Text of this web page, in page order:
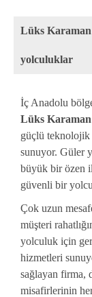
Lüks Karaman
yolculuklar
İç Anadolu
Lüks Karaman
güçlü teknolojik
sunuyor. Güler
büyük bir özen
güvenli bir
Çok uzun
müşteri
yolculuk için
hizmetleri
sağlayan firma,
misafirlerinin